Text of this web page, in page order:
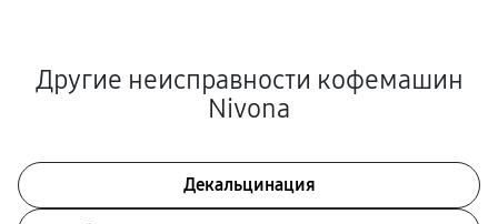
Другие неисправности кофемашин
Nivona
Декальцинация